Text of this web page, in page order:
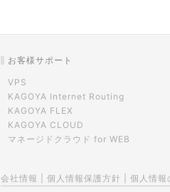
お客様サポート
VPS
KAGOYA Internet Routing
KAGOYA FLEX
KAGOYA CLOUD
マネージドクラウド for WEB
会社情報 個人情報保護方針 個人情報